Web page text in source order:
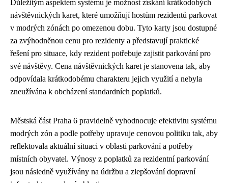
Důležitým aspektem systému je možnost získání krátkodobých
návštěvnických karet, které umožňují hostům rezidentů parkovat
v modrých zónách po omezenou dobu. Tyto karty jsou dostupné
za zvýhodněnou cenu pro rezidenty a představují praktické
řešení pro situace, kdy rezident potřebuje zajistit parkování pro
své návštěvy. Cena návštěvnických karet je stanovena tak, aby
odpovídala krátkodobému charakteru jejich využití a nebyla
zneužívána k obcházení standardních poplatků.
Městská část Praha 6 pravidelně vyhodnocuje efektivitu systému
modrých zón a podle potřeby upravuje cenovou politiku tak, aby
reflektovala aktuální situaci v oblasti parkování a potřeby
místních obyvatel. Výnosy z poplatků za rezidentní parkování
jsou následně využívány na údržbu a zlepšování dopravní